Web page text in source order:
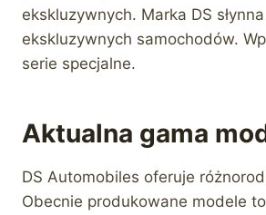
ekskluzywnych. Marka DS
ekskluzywnych samochodów.
serie specjalne.
Aktualna gama
DS Automobiles oferuje
Obecnie produkowane modele